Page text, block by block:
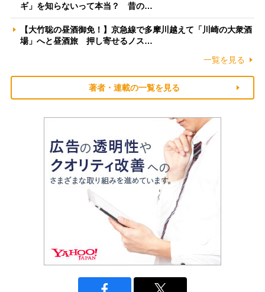
ギ」を知らないって本当？ 昔の…
【大竹聡の昼酒御免！】京急線で多摩川越えて「川崎の大衆酒
場」へと昼酒旅 押し寄せるノス…
一覧を見る
著者・連載の一覧を見る